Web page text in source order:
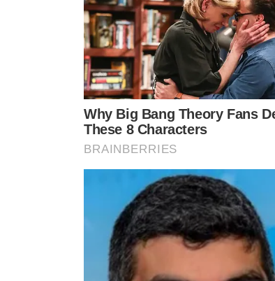
SINTOMAS
- Mal-estar que deixa a pessoa de cama.
O vírus também pode causar doença grave em
TRATAMENTO
O tratamento da gripe H1N1 depende da
ingestão de líquidos para evitar desidratação,